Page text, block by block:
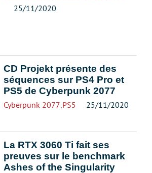
25/11/2020
CD Projekt présente des
séquences sur PS4 Pro et
PS5 de Cyberpunk 2077
Cyberpunk 2077,PS5 25/11/2020
La RTX 3060 Ti fait ses
preuves sur le benchmark
Ashes of the Singularity